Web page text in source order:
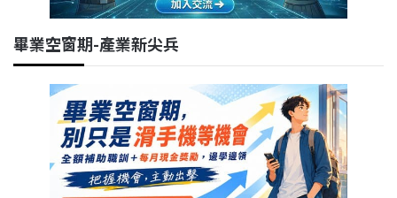
畢業空窗期-產業新尖兵